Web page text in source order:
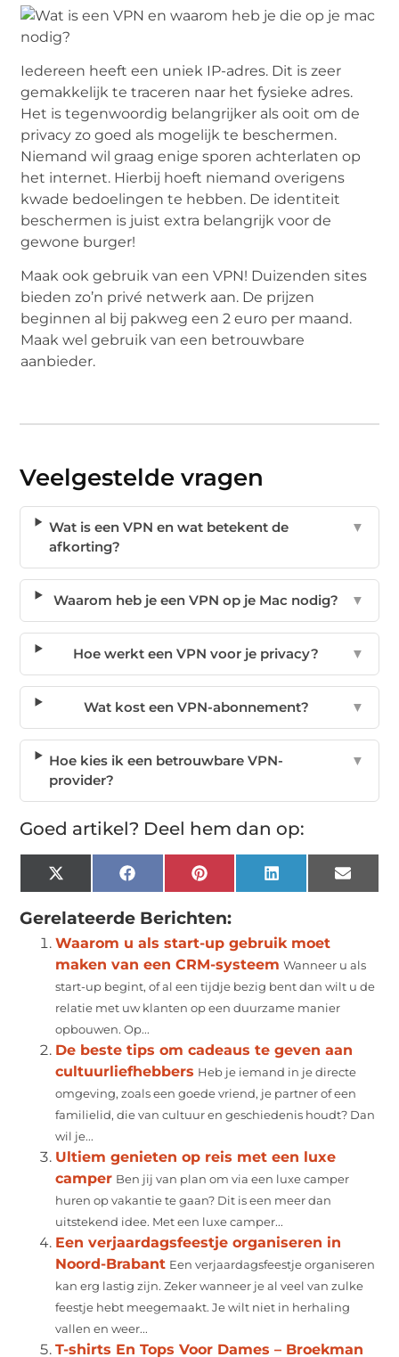
Iedereen heeft een uniek IP-adres. Dit is zeer
gemakkelijk te traceren naar het fysieke adres.
Het is tegenwoordig belangrijker als ooit om de
privacy zo goed als mogelijk te beschermen.
Niemand wil graag enige sporen achterlaten op
het internet. Hierbij hoeft niemand overigens
kwade bedoelingen te hebben. De identiteit
beschermen is juist extra belangrijk voor de
gewone burger!
Maak ook gebruik van een VPN! Duizenden sites
bieden zo’n privé netwerk aan. De prijzen
beginnen al bij pakweg een 2 euro per maand.
Maak wel gebruik van een betrouwbare
aanbieder.
Veelgestelde vragen
Wat is een VPN en wat betekent de
afkorting?
▼
Waarom heb je een VPN op je Mac nodig? ▼
Hoe werkt een VPN voor je privacy? ▼
Wat kost een VPN-abonnement? ▼
Hoe kies ik een betrouwbare VPN-
provider?
▼
Goed artikel? Deel hem dan op:
X
(Twitter)
Facebook Pinterest LinkedIn Email
Gerelateerde Berichten:
Waarom u als start-up gebruik moet
maken van een CRM-systeem Wanneer u als
start-up begint, of al een tijdje bezig bent dan wilt u de
relatie met uw klanten op een duurzame manier
opbouwen. Op...
De beste tips om cadeaus te geven aan
cultuurliefhebbers Heb je iemand in je directe
omgeving, zoals een goede vriend, je partner of een
familielid, die van cultuur en geschiedenis houdt? Dan
wil je...
Ultiem genieten op reis met een luxe
camper Ben jij van plan om via een luxe camper
huren op vakantie te gaan? Dit is een meer dan
uitstekend idee. Met een luxe camper...
Een verjaardagsfeestje organiseren in
Noord-Brabant Een verjaardagsfeestje organiseren
kan erg lastig zijn. Zeker wanneer je al veel van zulke
feestje hebt meegemaakt. Je wilt niet in herhaling
vallen en weer...
T-shirts En Tops Voor Dames – Broekman